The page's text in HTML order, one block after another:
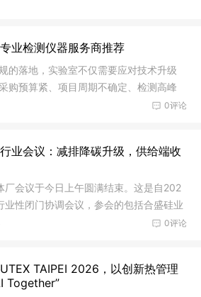
业检测仪器服务商推荐
的落地，实验室不仅需要应对技术升级
购预算紧、项目周期不确定、检测高峰
快速、合规、经济地配置农残检测能0评论
业会议：减排降碳升级，供给端收
厂会议于今日上午圆满结束。这是自202
业性闭门协调会议，参会的包括合盛硅业
业。本次会议围绕“减排降碳”与“价格维
0评论
TAIPEI 2026，以创新热管理
Together”